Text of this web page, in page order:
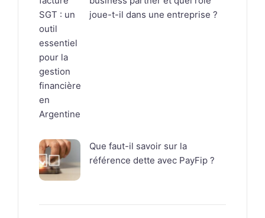
joue-t-il dans une entreprise ?
Que faut-il savoir sur la
référence dette avec PayFip ?